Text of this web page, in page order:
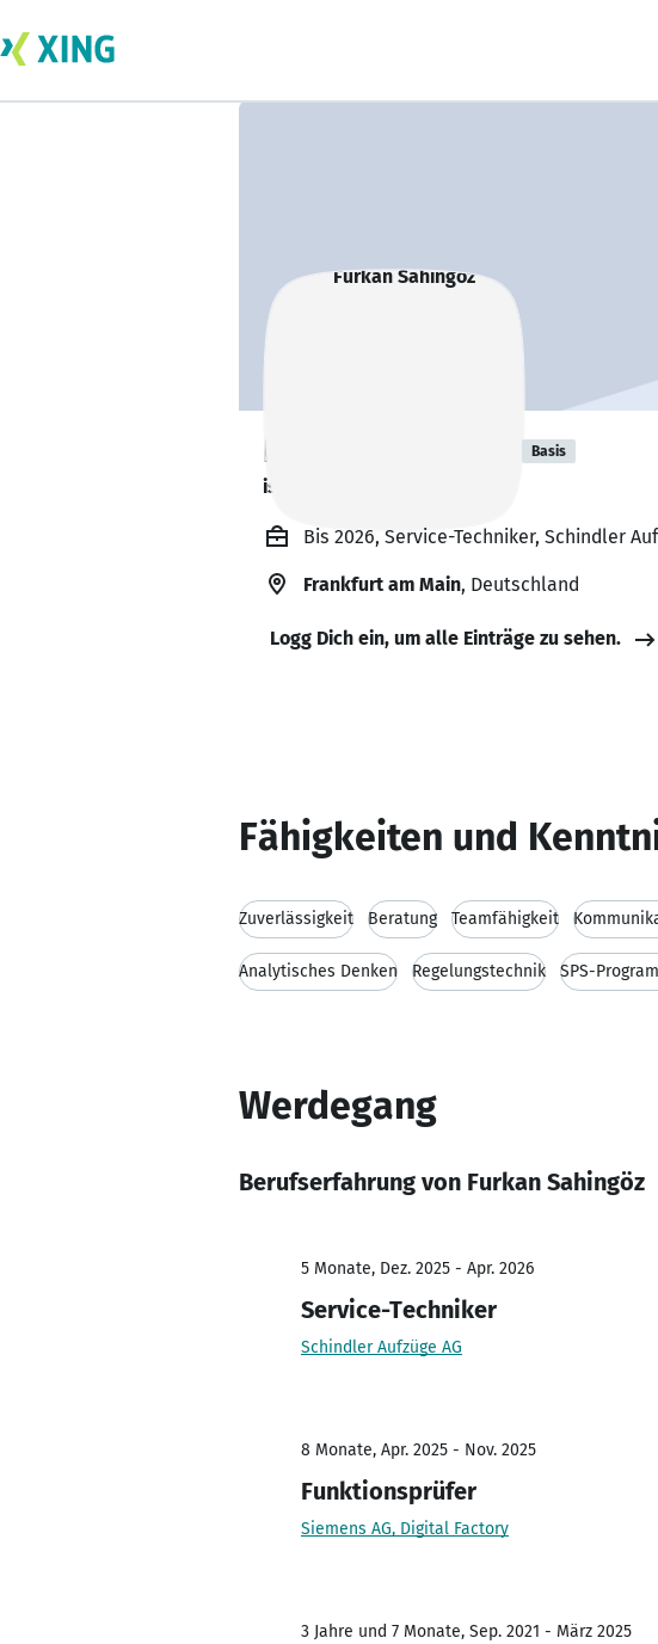
Furkan Sahingöz Basis
ist offen für Projekte. 🔎
Bis 2026, Service-Techniker, Schindler
Frankfurt am Main, Deutschland
Logg Dich ein, um alle Einträge zu sehen.
Fähigkeiten und
Zuverlässigkeit Beratung Teamfähigkeit
Analytisches Denken Regelungstechnik SPS-
Werdegang
Berufserfahrung von Furkan Sahingöz
5 Monate, Dez. 2025 - Apr. 2026
Service-Techniker
Schindler Aufzüge AG
8 Monate, Apr. 2025 - Nov. 2025
Funktionsprüfer
Siemens AG, Digital Factory
3 Jahre und 7 Monate, Sep. 2021 - März 2025